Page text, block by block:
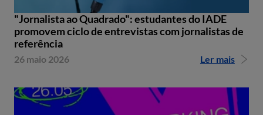
"Jornalista ao Quadrado": estudantes do IADE
promovem ciclo de entrevistas com jornalistas de
referência
26 maio 2026 Ler mais